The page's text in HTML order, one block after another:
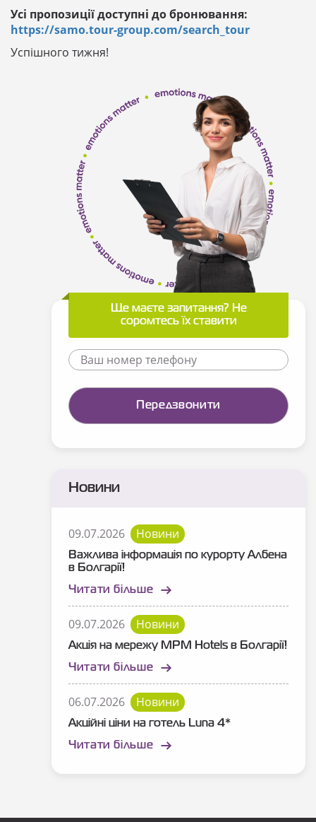
Усі пропозиції доступні до бронювання:
https://samo.tour-group.com/search_tour
Успішного тижня!
Ще маєте запитання? Не
соромтесь їх ставити
Новини
09.07.2026 Новини
Важлива інформація по курорту Албена
в Болгарії!
Читати більше
09.07.2026 Новини
Акція на мережу MPM Hotels в Болгарії!
Читати більше
06.07.2026 Новини
Акційні ціни на готель Luna 4*
Читати більше